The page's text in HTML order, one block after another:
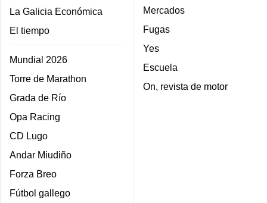
La Galicia Económica
El tiempo
Mundial 2026
Torre de Marathon
Grada de Río
Opa Racing
CD Lugo
Andar Miudiño
Forza Breo
Fútbol gallego
Mercados
Fugas
Yes
Escuela
On, revista de motor